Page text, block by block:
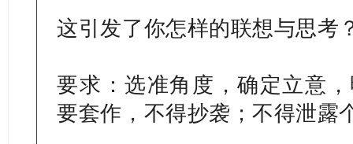
这引发了你怎样的联想与思考
要求：选准角度，确定立意
要套作，不得抄袭；不得泄露